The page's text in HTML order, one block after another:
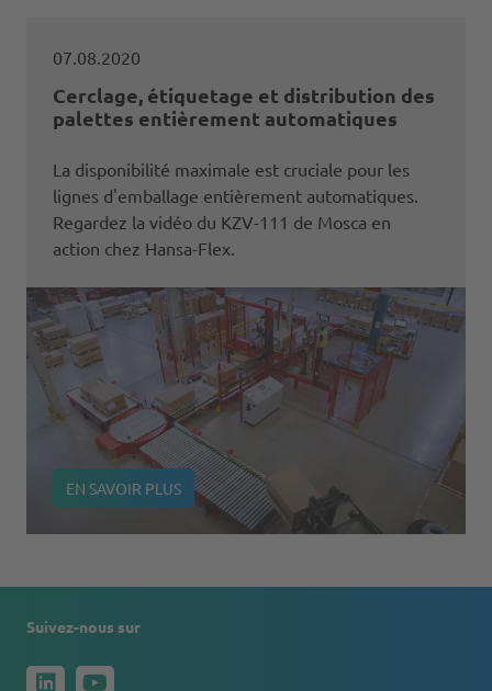
07.08.2020
Cerclage, étiquetage et distribution des
palettes entièrement automatiques
La disponibilité maximale est cruciale pour les
lignes d'emballage entièrement automatiques.
Regardez la vidéo du KZV-111 de Mosca en
action chez Hansa-Flex.
EN SAVOIR PLUS
Suivez-nous sur